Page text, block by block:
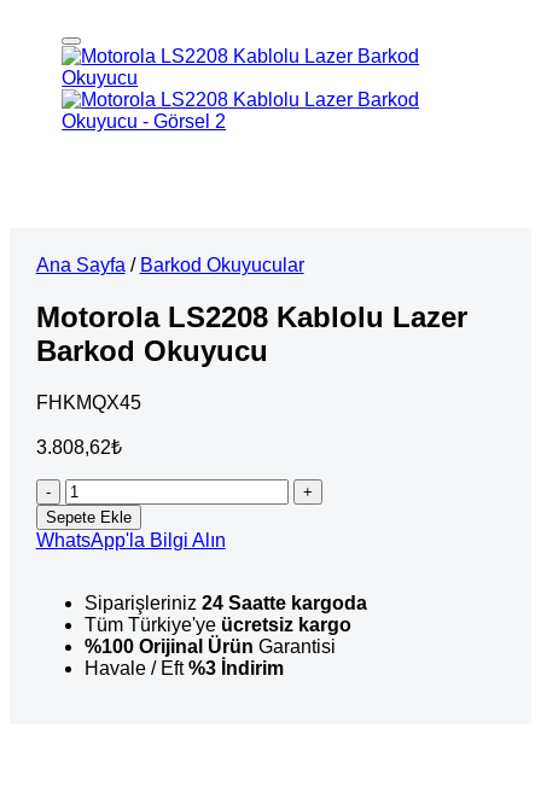
Ana Sayfa / Barkod Okuyucular
Motorola LS2208 Kablolu Lazer
Barkod Okuyucu
FHKMQX45
3.808,62₺
Motorola
LS2208
Kablolu
Lazer
Okuyucu
adet
Sepete Ekle
WhatsApp'la Bilgi Alın
Siparişleriniz 24 Saatte kargoda
Tüm Türkiye'ye ücretsiz kargo
%100 Orijinal Ürün Garantisi
Havale / Eft%3 İndirim